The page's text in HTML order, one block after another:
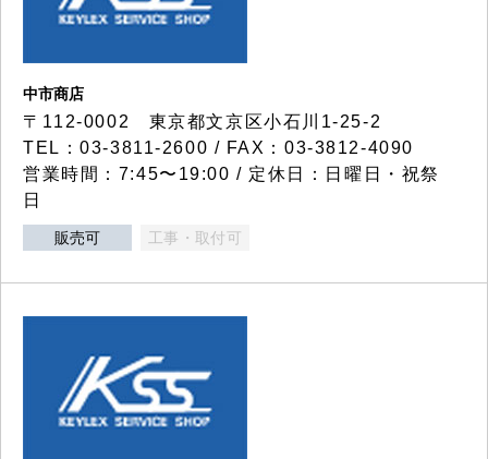
中市商店
〒112-0002 東京都文京区小石川1-25-2
TEL：03-3811-2600 / FAX：03-3812-4090
営業時間：7:45〜19:00 / 定休日：日曜日・祝祭
日
販売可 工事・取付可